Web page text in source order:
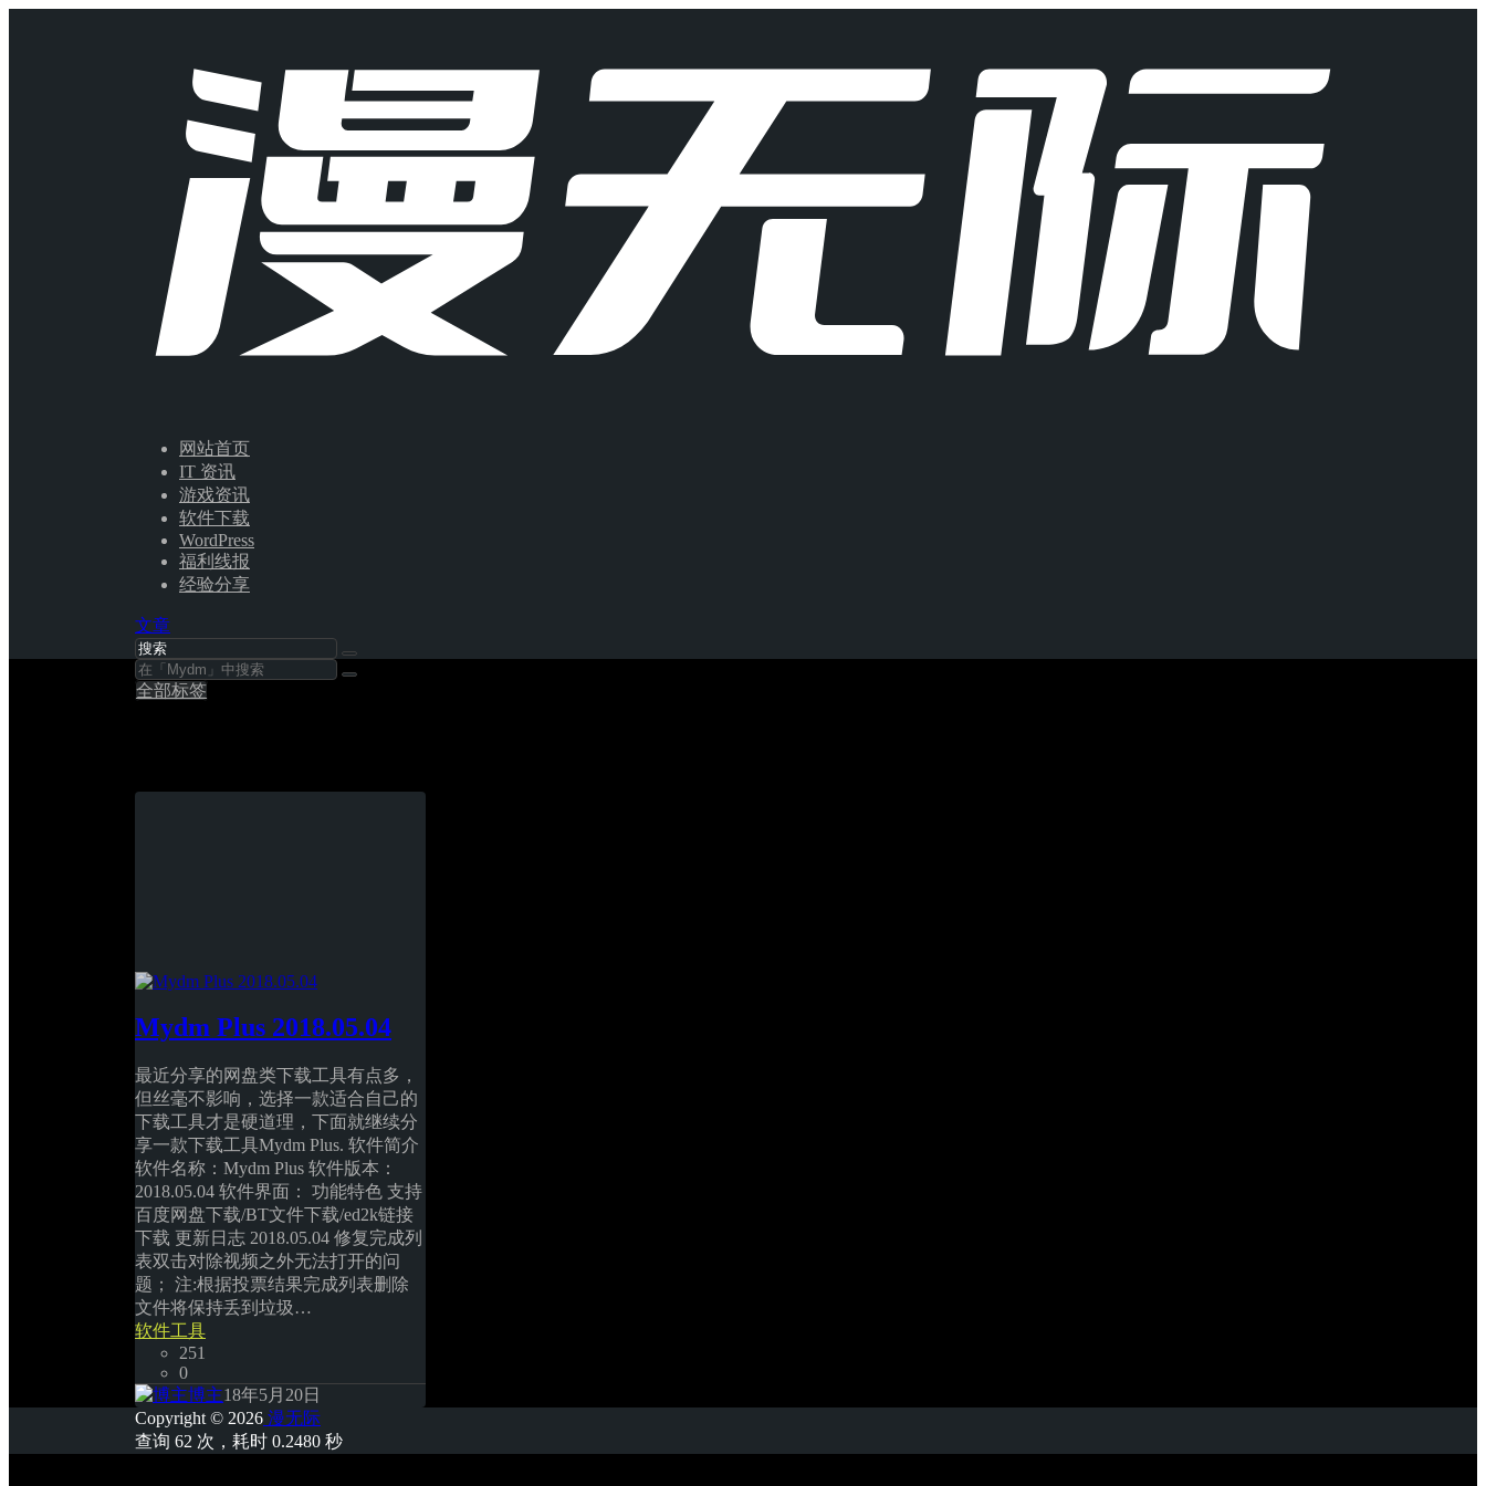
网站首页
IT 资讯
游戏资讯
软件下载
WordPress
福利线报
经验分享
文章
全部标签
Mydm Plus 2018.05.04
最近分享的网盘类下载工具有点多，
但丝毫不影响，选择一款适合自己的
下载工具才是硬道理，下面就继续分
享一款下载工具Mydm Plus. 软件简介
软件名称：Mydm Plus 软件版本：
2018.05.04 软件界面： 功能特色 支持
百度网盘下载/BT文件下载/ed2k链接
下载 更新日志 2018.05.04 修复完成列
表双击对除视频之外无法打开的问
题； 注:根据投票结果完成列表删除
文件将保持丢到垃圾…
软件工具
251
0
博主18年5月20日
Copyright © 2026 漫无际
查询 62 次，耗时 0.2480 秒